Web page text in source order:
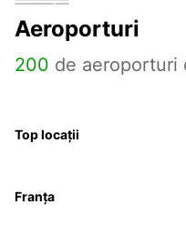
Aeroporturi
200 de aeroporturi
Top locații
Franța